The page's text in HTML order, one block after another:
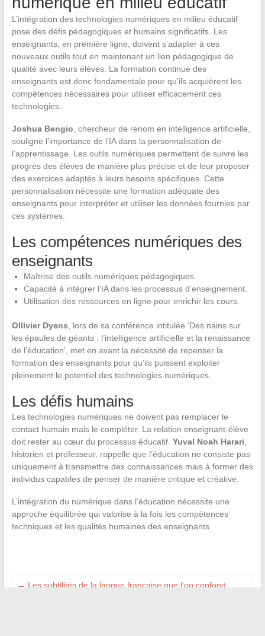
L’intégration des technologies numériques en milieu éducatif
pose des défis pédagogiques et humains significatifs. Les
enseignants, en première ligne, doivent s’adapter à ces
nouveaux outils tout en maintenant un lien pédagogique de
qualité avec leurs élèves. La formation continue des
enseignants est donc fondamentale pour qu’ils acquièrent les
compétences nécessaires pour utiliser efficacement ces
technologies.
Joshua Bengio , chercheur de renom en intelligence artificielle,
souligne l’importance de l’IA dans la personnalisation de
l’apprentissage. Les outils numériques permettent de suivre les
progrès des élèves de manière plus précise et de leur proposer
des exercices adaptés à leurs besoins spécifiques. Cette
personnalisation nécessite une formation adéquate des
enseignants pour interpréter et utiliser les données fournies par
ces systèmes.
Les compétences numériques des
enseignants
Maîtrise des outils numériques pédagogiques.
Capacité à intégrer l’IA dans les processus d’enseignement.
Utilisation des ressources en ligne pour enrichir les cours.
Ollivier Dyens , lors de sa conférence intitulée ‘Des nains sur
les épaules de géants : l’intelligence artificielle et la renaissance
de l’éducation’, met en avant la nécessité de repenser la
formation des enseignants pour qu’ils puissent exploiter
pleinement le potentiel des technologies numériques.
Les défis humains
Les technologies numériques ne doivent pas remplacer le
contact humain mais le compléter. La relation enseignant-élève
doit rester au cœur du processus éducatif. Yuval Noah Harari
historien et professeur, rappelle que l’éducation ne consiste pas
uniquement à transmettre des connaissances mais à former des
individus capables de penser de manière critique et créative.
L’intégration du numérique dans l’éducation nécessite une
approche équilibrée qui valorise à la fois les compétences
techniques et les qualités humaines des enseignants.
← Les subtilités de la langue française que l’on confond